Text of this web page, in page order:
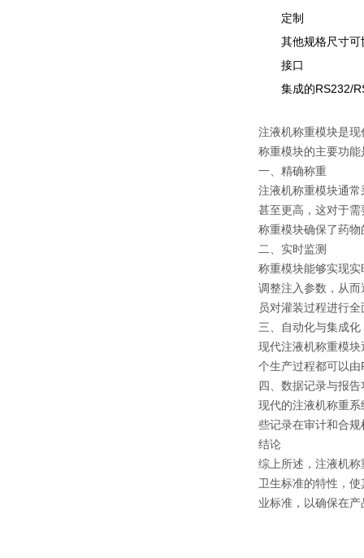
定制
其他规格尺寸可
接口
集成的RS232/
注液机称重模块是
称重模块的主要功
一、精确称重
注液机称重模块通
甚至更高，这对于
称重模块确保了药
二、实时监测
称重模块能够实现
调整注入参数，从
员对灌装过程进行
三、自动化与集成化
现代注液机称重模
个生产过程都可以
四、数据记录与报告
现代的注液机称重
些记录在审计和合
结论
综上所述，注液机
卫生标准的特性，
业标准，以确保在